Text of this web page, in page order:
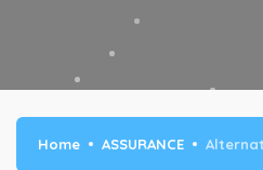
Home ASSURANCE